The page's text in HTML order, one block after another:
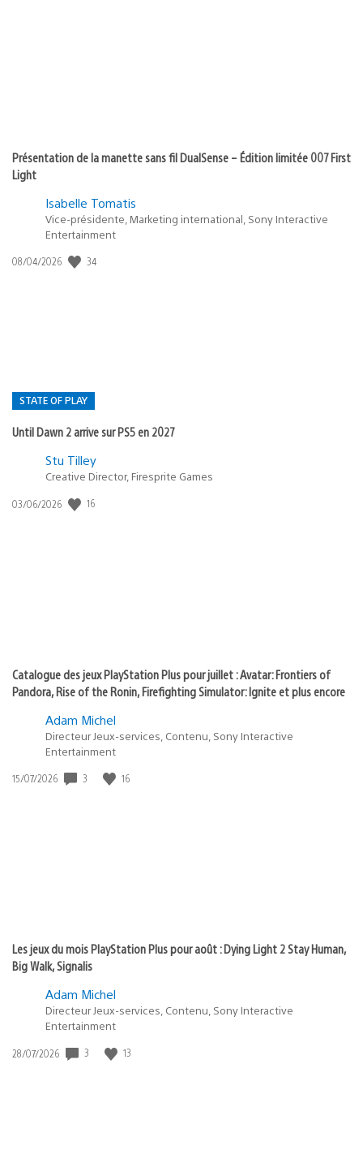
Présentation de la manette sans fil DualSense – Édition limitée 007 First
Light
Isabelle Tomatis
Vice-présidente, Marketing international, Sony Interactive
Entertainment
Date
08/04/2026 34
STATE OF PLAY
Until Dawn 2 arrive sur PS5 en 2027
Postée
:
state
Stu Tilley
Creative Director, Firesprite Games
Date
03/06/2026 16
Catalogue des jeux PlayStation Plus pour juillet : Avatar: Frontiers of
Pandora, Rise of the Ronin, Firefighting Simulator: Ignite et plus encore
Adam Michel
Directeur Jeux-services, Contenu, Sony Interactive
Entertainment
Date
15/07/2026 3 16
Les jeux du mois PlayStation Plus pour août : Dying Light 2 Stay Human,
Big Walk, Signalis
Adam Michel
Directeur Jeux-services, Contenu, Sony Interactive
Entertainment
Date
28/07/2026 3 13